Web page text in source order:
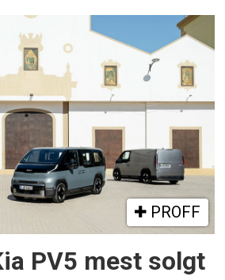
PROFF
PV5 mest solgt